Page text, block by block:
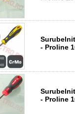
- Proline
Surubelnita
- Proline